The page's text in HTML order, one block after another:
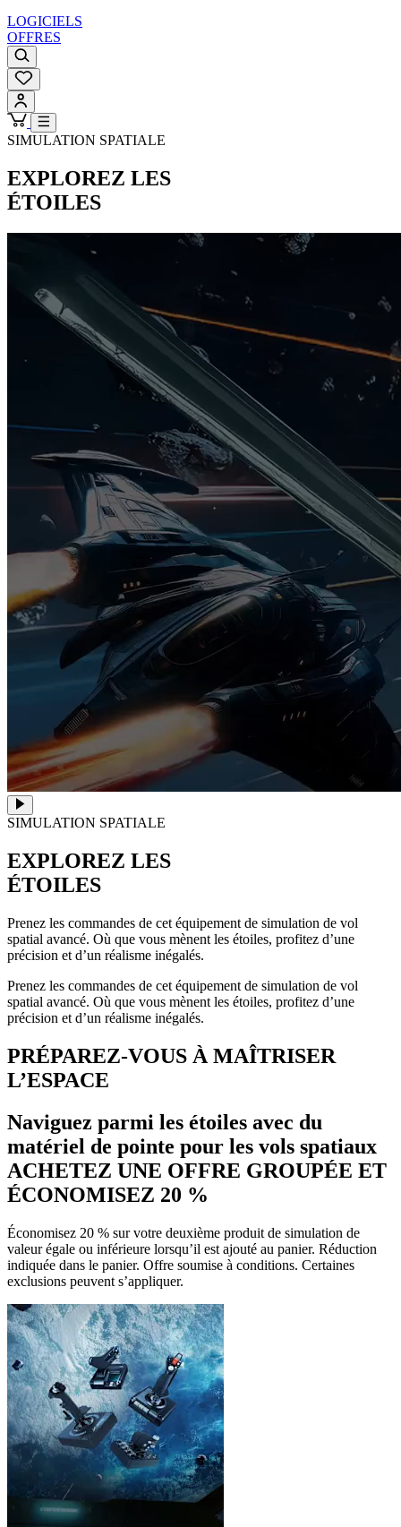
LOGICIELS
OFFRES
SIMULATION SPATIALE
EXPLOREZ LES
ÉTOILES
SIMULATION SPATIALE
EXPLOREZ LES
ÉTOILES
Prenez les commandes de cet équipement de simulation de vol
spatial avancé. Où que vous mènent les étoiles, profitez d’une
précision et d’un réalisme inégalés.
Prenez les commandes de cet équipement de simulation de vol
spatial avancé. Où que vous mènent les étoiles, profitez d’une
précision et d’un réalisme inégalés.
PRÉPAREZ-VOUS À MAÎTRISER
L’ESPACE
Naviguez parmi les étoiles avec du
matériel de pointe pour les vols spatiaux
ACHETEZ UNE OFFRE GROUPÉE ET
ÉCONOMISEZ 20 %
Économisez 20 % sur votre deuxième produit de simulation de
valeur égale ou inférieure lorsqu’il est ajouté au panier. Réduction
indiquée dans le panier. Offre soumise à conditions. Certaines
exclusions peuvent s’appliquer.